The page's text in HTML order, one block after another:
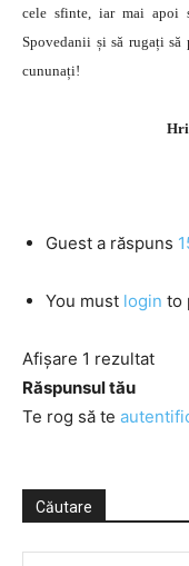
cele sfinte, iar mai apoi
Spovedanii și să rugați
cununați!
Guest a răspuns
You must login to
Afișare 1 rezultat
Răspunsul tău
Te rog să te
Căutare